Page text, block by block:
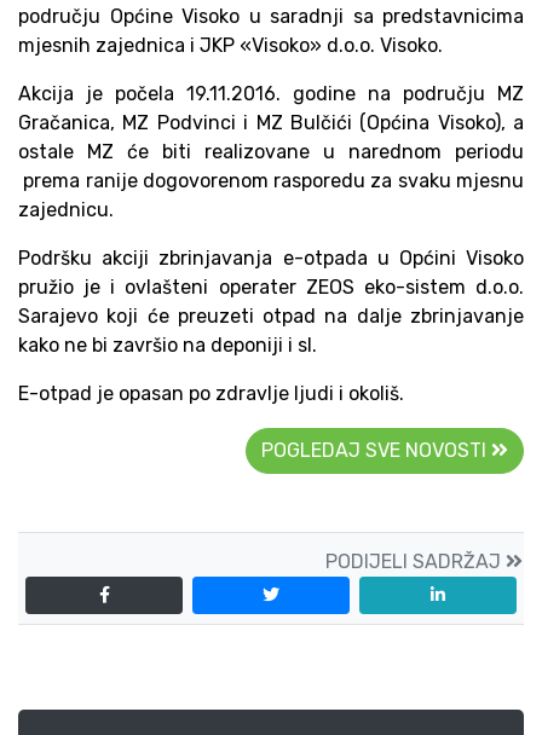
području Općine Visoko u saradnji sa predstavnicima
mjesnih zajednica i JKP «Visoko» d.o.o. Visoko.
Akcija je počela 19.11.2016. godine na području MZ
Gračanica, MZ Podvinci i MZ Bulčići (Općina Visoko), a
ostale MZ će biti realizovane u narednom periodu
prema ranije dogovorenom rasporedu za svaku mjesnu
zajednicu.
Podršku akciji zbrinjavanja e-otpada u Općini Visoko
pružio je i ovlašteni operater ZEOS eko-sistem d.o.o.
Sarajevo koji će preuzeti otpad na dalje zbrinjavanje
kako ne bi završio na deponiji i sl.
E-otpad je opasan po zdravlje ljudi i okoliš.
POGLEDAJ SVE NOVOSTI
PODIJELI SADRŽAJ